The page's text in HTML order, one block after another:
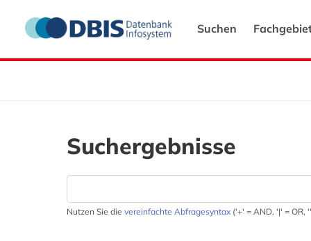
Suchen
Suchergebnisse
Nutzen Sie die vereinfachte Abfragesyntax ('+' = AND, '|' = OR,